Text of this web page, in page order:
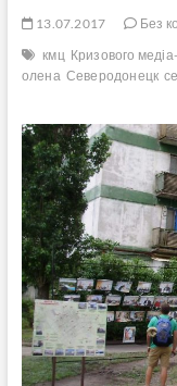
13.07.2017
Без
кмц Кризового
олена Северодонецк